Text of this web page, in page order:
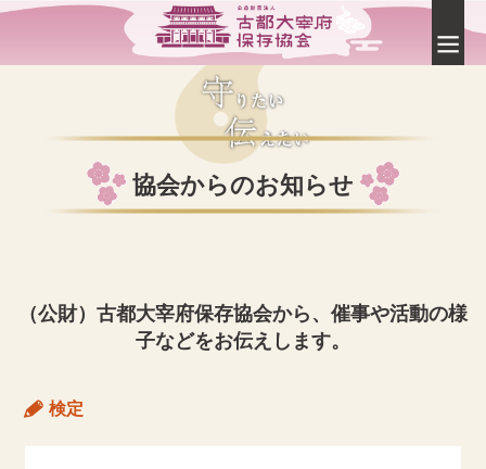
協会からのお知らせ
（公財）古都大宰府保存協会から、催事や活動の様
子などをお伝えします。
検定